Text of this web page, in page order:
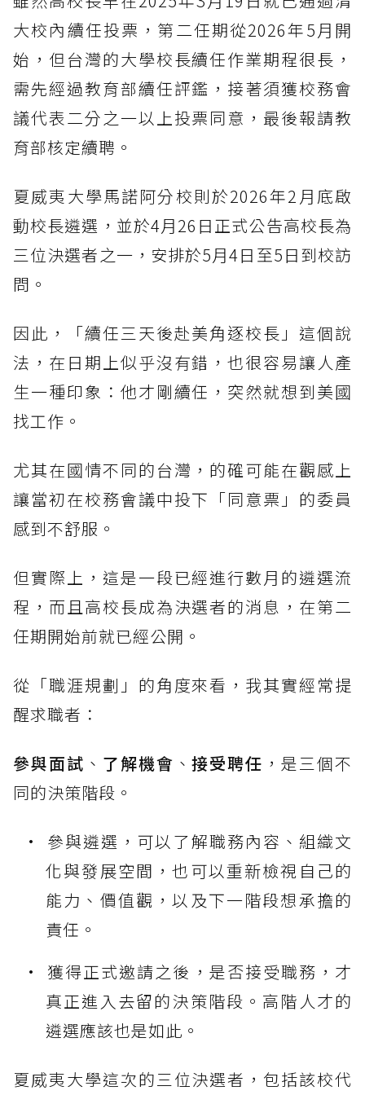
大校內續任投票，第二任期從2026年5月開
始，但台灣的大學校長續任作業期程很長，
需先經過教育部續任評鑑，接著須獲校務會
議代表二分之一以上投票同意，最後報請教
育部核定續聘。
夏威夷大學馬諾阿分校則於2026年2月底啟
動校長遴選，並於4月26日正式公告高校長為
三位決選者之一，安排於5月4日至5日到校訪
問。
因此，「續任三天後赴美角逐校長」這個說
法，在日期上似乎沒有錯，也很容易讓人產
生一種印象：他才剛續任，突然就想到美國
找工作。
尤其在國情不同的台灣，的確可能在觀感上
讓當初在校務會議中投下「同意票」的委員
感到不舒服。
但實際上，這是一段已經進行數月的遴選流
程，而且高校長成為決選者的消息，在第二
任期開始前就已經公開。
從「職涯規劃」的角度來看，我其實經常提
醒求職者：
參與面試 、 了解機會 、接受聘任 ，是三個不
同的決策階段。
參與遴選，可以了解職務內容、組織文
化與發展空間，也可以重新檢視自己的
能力、價值觀，以及下一階段想承擔的
責任。
獲得正式邀請之後，是否接受職務，才
真正進入去留的決策階段。高階人才的
遴選應該也是如此。
夏威夷大學這次的三位決選者，包括該校代